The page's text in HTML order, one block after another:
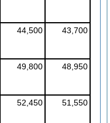
44,500 43,700
49,800 48,950
52,450 51,550